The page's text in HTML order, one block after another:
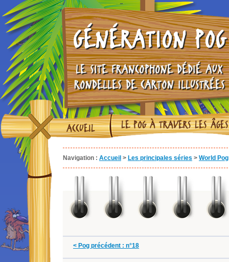
GÉNÉRATION POG
LE SITE FRANCOPHONE DÉDIÉ AUX
RONDELLES DE CARTON ILLUSTRÉES
ACCUEIL LE POG À TRAVERS LES ÂGES
Navigation : Accueil > Les principales séries > World
< Pog précédent : n°18